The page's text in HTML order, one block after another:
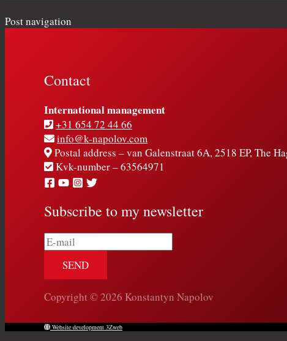
Post navigation
Contact
International management
+31 654 72 44 66
info@k-napolov.com
Postal address – van Galenstraat 6A, 2518 EP, The
Kvk-number – 63564971
Subscribe to my newsletter
E-
mail
Copyright © 2026 Konstantyn Napolov
Website development 3Zweb